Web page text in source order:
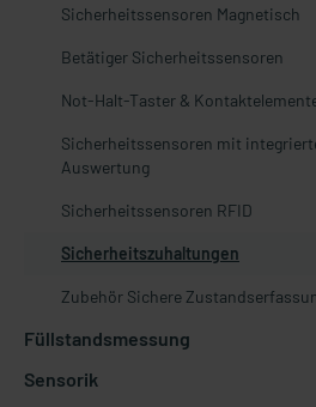
Sicherheitssensoren Magnetisch
Betätiger Sicherheitssensoren
Not-Halt-Taster &
Sicherheitssensoren mit
Auswertung
Sicherheitssensoren RFID
Sicherheitszuhaltungen
Zubehör Sichere
Füllstandsmessung
Sensorik